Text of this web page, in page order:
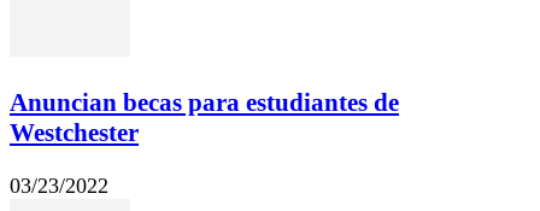
Anuncian becas para estudiantes de
Westchester
03/23/2022